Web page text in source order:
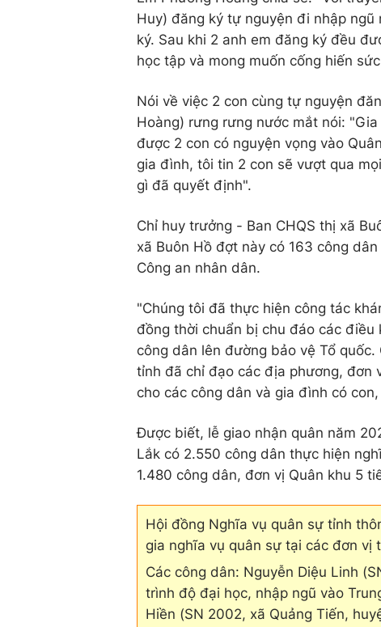
Huy) đăng ký tự nguyện đi nhập
ký. Sau khi 2 anh em đăng ký đều
học tập và mong muốn cống hiến
Nói về việc 2 con cùng tự nguyện
Hoàng) rưng rưng nước mắt nói:
được 2 con có nguyện vọng vào
gia đình, tôi tin 2 con sẽ vượt qua
gì đã quyết định".
Chỉ huy trưởng - Ban CHQS thị xã
xã Buôn Hồ đợt này có 163 công
Công an nhân dân.
"Chúng tôi đã thực hiện công tác
đồng thời chuẩn bị chu đáo các
công dân lên đường bảo vệ Tổ
tỉnh đã chỉ đạo các địa phương, đơn
cho các công dân và gia đình có
Được biết, lễ giao nhận quân năm
Lắk có 2.550 công dân thực hiện
1.480 công dân, đơn vị Quân khu 5
Hội đồng Nghĩa vụ quân sự tỉnh
gia nghĩa vụ quân sự tại các đơn vị
Các công dân: Nguyễn Diệu Linh
trình độ đại học, nhập ngũ vào
Hiền (SN 2002, xã Quảng Tiến,